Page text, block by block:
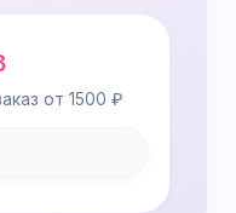
от 1500 ₽